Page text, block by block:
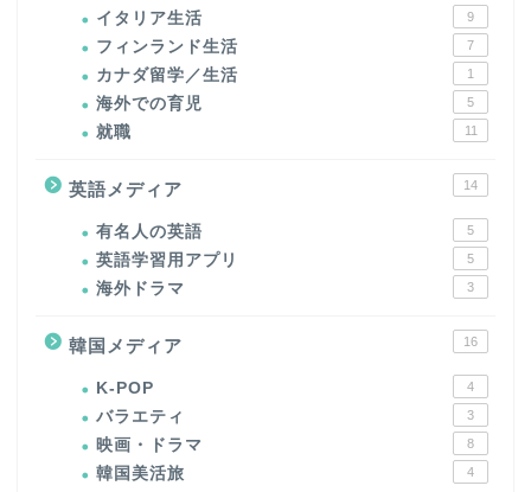
イタリア生活 9
フィンランド生活 7
カナダ留学／生活 1
海外での育児 5
就職 11
英語メディア 14
有名人の英語 5
英語学習用アプリ 5
海外ドラマ 3
韓国メディア 16
K-POP 4
バラエティ 3
映画・ドラマ 8
韓国美活旅 4